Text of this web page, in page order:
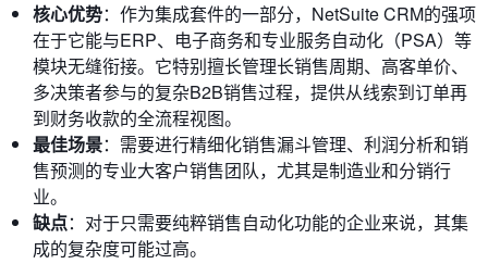
核心优势：作为集成套件的一部分，NetSuite CRM的强项
在于它能与ERP、电子商务和专业服务自动化（PSA）等
模块无缝衔接。它特别擅长管理长销售周期、高客单价、
多决策者参与的复杂B2B销售过程，提供从线索到订单再
到财务收款的全流程视图。
最佳场景：需要进行精细化销售漏斗管理、利润分析和销
售预测的专业大客户销售团队，尤其是制造业和分销行
业。
缺点：对于只需要纯粹销售自动化功能的企业来说，其集
成的复杂度可能过高。